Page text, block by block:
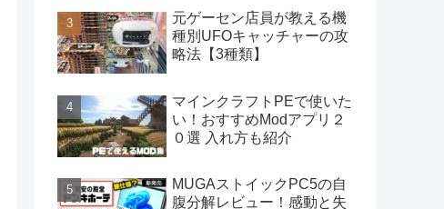
元ゲーセン店員が教える機
種別UFOキャッチャーの攻
略法【3種類】
マインクラフトPEで使いた
い！おすすめModアプリ２
０選 入れ方も紹介
MUGAストイックPC5の自
腹分解レビュー！感動と失